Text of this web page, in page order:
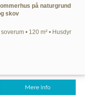
på naturgrund
skov
• 120 m² • Husdyr
Mere Info